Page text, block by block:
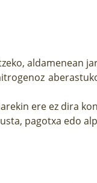
aldamenean
ere ez dira
pagotxa edo